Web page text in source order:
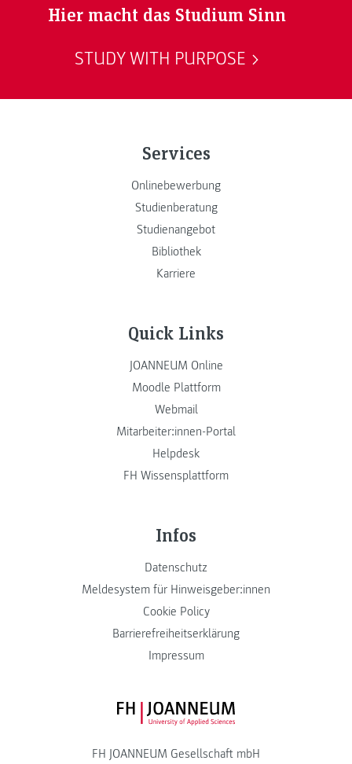
Hier macht das Studium Sinn
STUDY WITH PURPOSE
Services
Onlinebewerbung
Studienberatung
Studienangebot
Bibliothek
Karriere
Quick Links
JOANNEUM Online
Moodle Plattform
Webmail
Mitarbeiter:innen-Portal
Helpdesk
FH Wissensplattform
Infos
Datenschutz
Meldesystem für Hinweisgeber:innen
Cookie Policy
Barrierefreiheitserklärung
Impressum
FH JOANNEUM Logo
FH JOANNEUM Gesellschaft mbH